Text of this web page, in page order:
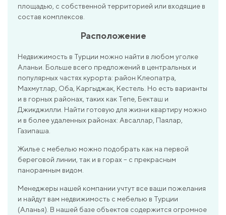
площадью, с собственной территорией или входящие в
состав комплексов.
Расположение
Недвижимость в Турции можно найти в любом уголке
Аланьи. Больше всего предложений в центральных и
популярных частях курорта: район Клеопатра,
Махмутлар, Оба, Каргыджак, Кестель. Но есть варианты
и в горных районах, таких как Тепе, Бекташ и
Джикджилли. Найти готовую для жизни квартиру можно
и в более удаленных районах: Авсаллар, Паялар,
Газипаша.
Жилье с мебелью можно подобрать как на первой
береговой линии, так и в горах – с прекрасным
панорамным видом.
Менеджеры нашей компании учтут все ваши пожелания
и найдут вам недвижимость с мебелью в Турции
(Аланья). В нашей базе объектов содержится огромное